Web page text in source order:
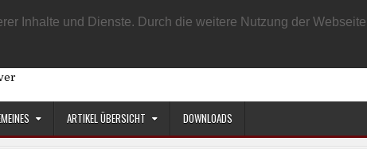
Inhalte und Dienste. Durch die weitere Nutzung der
BENUTZER DATENSCHUTZRICHTLINIE IMPRESSUM
ARTIKEL ÜBERSICHT DOWNLOADS